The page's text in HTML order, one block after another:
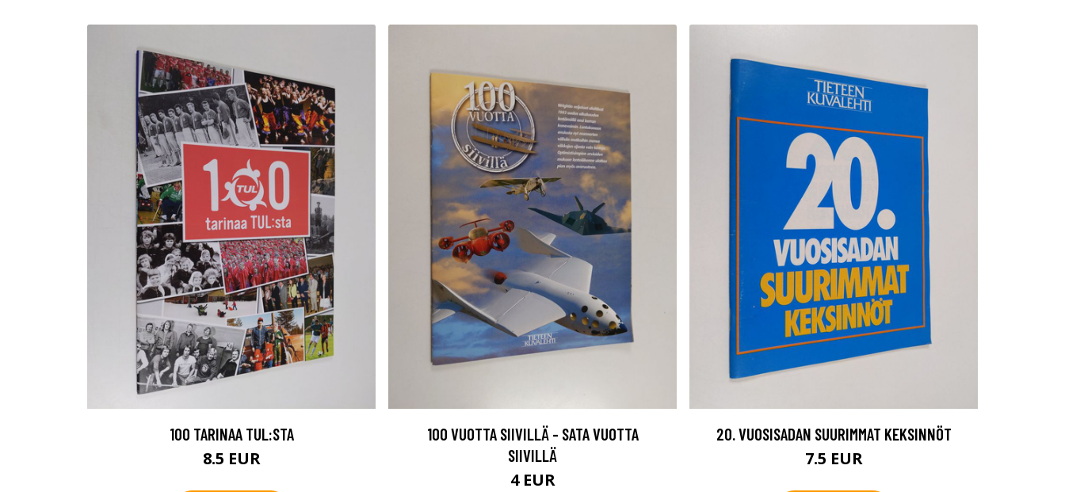
100 TARINAA TUL:STA
8.5 EUR
100 VUOTTA SIIVILLÄ - SATA VUOTTA
SIIVILLÄ
4 EUR
20. VUOSISADAN SUURIMMAT KEKSINNÖT
7.5 EUR